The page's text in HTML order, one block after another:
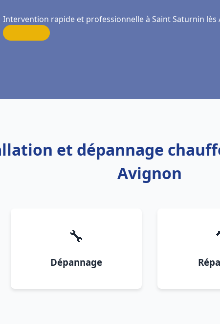
Intervention rapide et professionnelle à Saint Saturnin lès
et dépannage
Avignon
🔧
Dépannage